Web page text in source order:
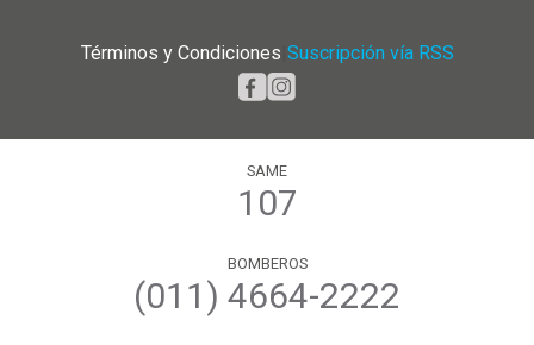
Términos y Condiciones Suscripción vía RSS
SAME
107
BOMBEROS
(011) 4664-2222